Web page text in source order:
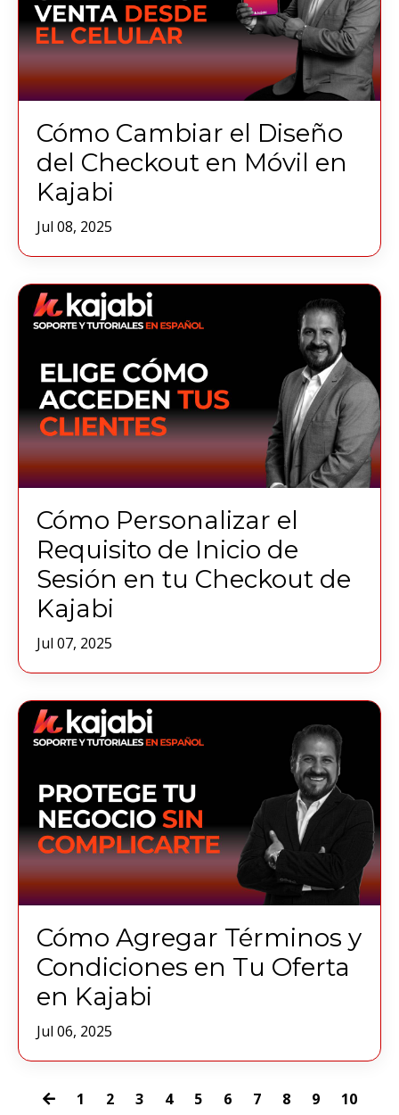
Cómo Cambiar el Diseño
del Checkout en Móvil en
Kajabi
Jul 08, 2025
Cómo Personalizar el
Requisito de Inicio de
Sesión en tu Checkout de
Kajabi
Jul 07, 2025
Cómo Agregar Términos y
Condiciones en Tu Oferta
en Kajabi
Jul 06, 2025
1 2 3 4 5 6 7 8 9
10